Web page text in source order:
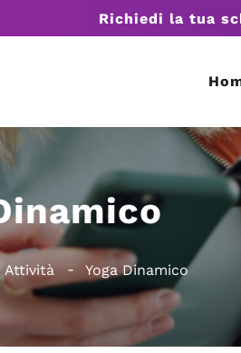
Richiedi la tua
Attività Yoga Dinamico